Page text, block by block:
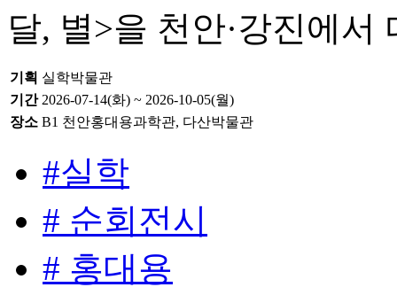
달, 별>을 천안·강진에서
기획 실학박물관
기간 2026-07-14(화) ~ 2026-10-05(월)
장소 B1 천안홍대용과학관, 다산박물관
#실학
# 순회전시
# 홍대용